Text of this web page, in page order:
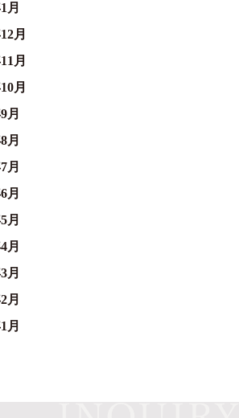
月
月
月
月
月
月
月
月
月
月
月
月
月